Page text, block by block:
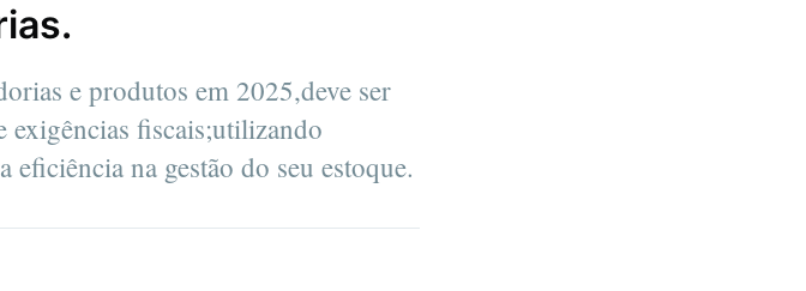
e produtos em 2025,deve ser
exigências fiscais;utilizando
na gestão do seu estoque.